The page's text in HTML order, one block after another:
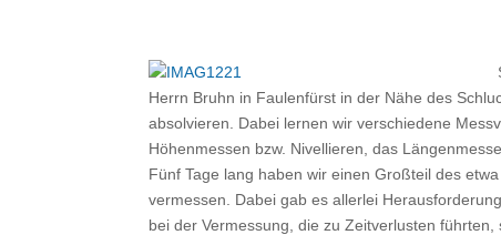
Herrn Bruhn in Faulenfürst in der Nähe des
absolvieren. Dabei lernen wir verschiedene
Höhenmessen bzw. Nivellieren, das
Fünf Tage lang haben wir einen Großteil des
vermessen. Dabei gab es allerlei
bei der Vermessung, die zu Zeitverlusten